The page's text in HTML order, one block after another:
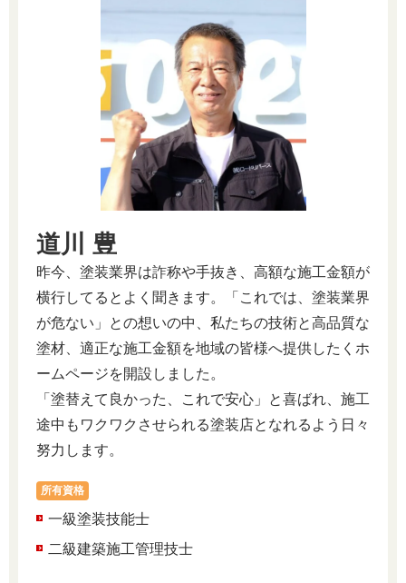
道川 豊
昨今、塗装業界は詐称や手抜き、高額な施工金額が
横行してるとよく聞きます。「これでは、塗装業界
が危ない」との想いの中、私たちの技術と高品質な
塗材、適正な施工金額を地域の皆様へ提供したくホ
ームページを開設しました。
「塗替えて良かった、これで安心」と喜ばれ、施工
途中もワクワクさせられる塗装店となれるよう日々
努力します。
所有資格
一級塗装技能士
二級建築施工管理技士